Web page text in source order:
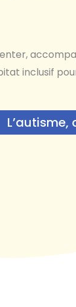
inclusif
L’autisme,